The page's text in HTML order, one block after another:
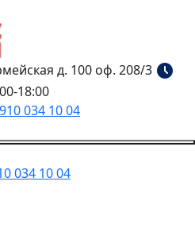
д. 100 оф. 208/3
18:00
034 10 04
034 10 04